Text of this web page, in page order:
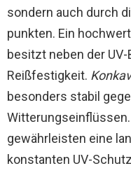
sondern auch durch
punkten. Ein
besitzt neben der
Reißfestigkeit.
besonders stabil
gewährleisten eine
konstanten UV-